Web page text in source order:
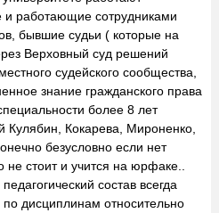
и работающие сотрудниками
бывшие судьи ( которые на
Верховный суд решений
судейского сообщества,
знание гражданского права
более 8 лет
Кокарева, Мироненко,
безусловно если нет
стоит и учится на юрфаке..
состав всегда
дисциплинам относительно